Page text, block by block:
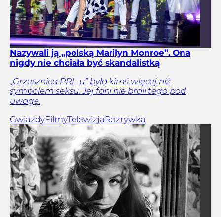
Nazywali ją „polską Marilyn Monroe”. Ona
nigdy nie chciała być skandalistką
„Grzesznica PRL-u” była kimś więcej niż
symbolem seksu. Jej fani nie brali tego pod
uwagę.
GwiazdyFilmyTelewizjaRozrywka